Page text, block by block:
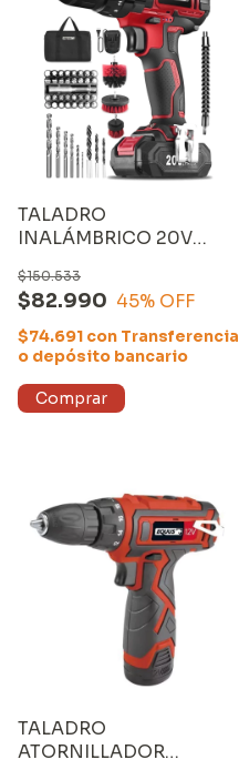
TALADRO
INALÁMBRICO 20V
CARGADOR, BATERÍA
de LITIO de 2000 mAh,
BOLSO y ACCESORIOS
$82.990
$150.533
45% OFF
$74.691 con Transferencia
o depósito bancario
TALADRO
ATORNILLADOR